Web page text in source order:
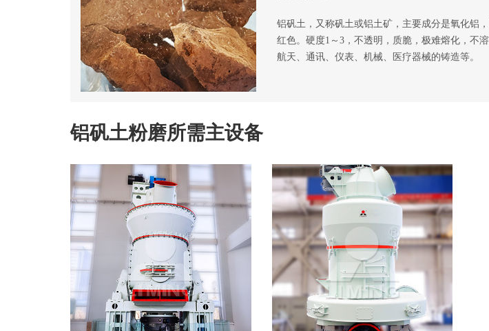
铝矾土，又称矾土或铝土矿，主要成分是氧化铝
红色。硬度1～3，不透明，质脆，极难熔化，不
航天、通讯、仪表、机械、医疗器械的铸造等。
铝矾土粉磨所需主设备